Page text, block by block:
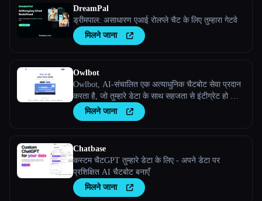
DreamPal
ड्रीमपाल: असाधारण एआई रोलप्ले चैट के लिए तुम्हारा गेटवे
मिलने जाना
Owlbot
Owlbot, AI-संचालित एक अत्याधुनिक चैटबोट सेवा प्रदान
करता है, जो तुम्हारे डेटा के साथ सहजता से इंटीग्रेट हो जाती
है, ताकि तुम्हेंं, तुम्हारे ग्राहकों या तुम्हारी टीम को तुरंत
प्रतिसाद मिले।
मिलने जाना
Chatbase
कस्टम चैटGPT तुम्हारे डेटा के लिए - अपने डेटा पर
प्रशिक्षित AI चैटबोट बनाएँ
मिलने जाना